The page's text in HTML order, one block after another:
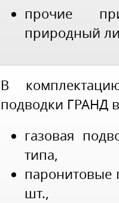
прочие
природный
В
подводки ГРАНД
газовая
типа,
паронитовые
шт.,